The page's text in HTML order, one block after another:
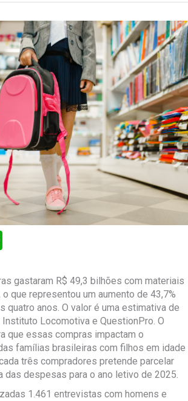
gastaram R$ 49,3 bilhões com materiais
que representou um aumento de 43,7%
quatro anos. O valor é uma estimativa de
Locomotiva e QuestionPro. O
que essas compras impactam o
famílias brasileiras com filhos em idade
três compradores pretende parcelar
das despesas para o ano letivo de 2025.
1.461 entrevistas com homens e